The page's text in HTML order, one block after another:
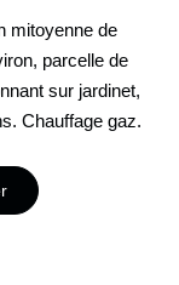
mitoyenne de
parcelle de
sur jardinet,
Chauffage gaz.